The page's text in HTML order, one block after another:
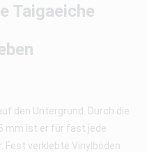
Taigaeiche
den Untergrund. Durch die
mm ist er für fast jede
verklebte Vinylböden